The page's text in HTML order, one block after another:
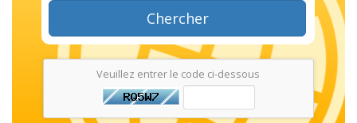
Chercher
Veuillez entrer le code ci-dessous